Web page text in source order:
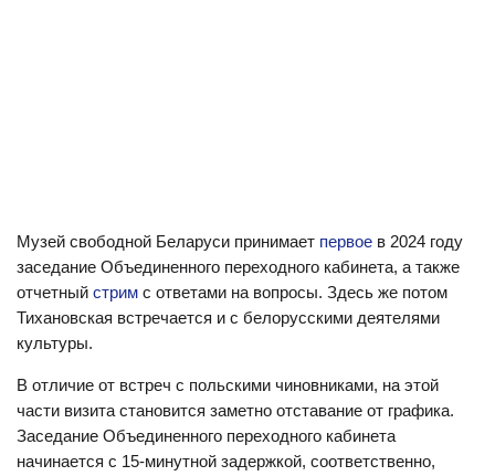
Музей свободной Беларуси принимает первое в 2024 году
заседание Объединенного переходного кабинета, а также
отчетный стрим с ответами на вопросы. Здесь же потом
Тихановская встречается и с белорусскими деятелями
культуры.
В отличие от встреч с польскими чиновниками, на этой
части визита становится заметно отставание от графика.
Заседание Объединенного переходного кабинета
начинается с 15-минутной задержкой, соответственно,